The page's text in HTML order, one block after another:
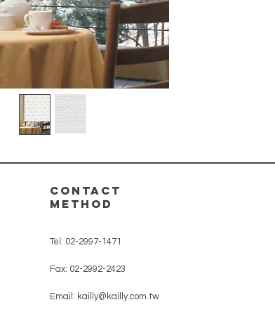
contact
method
Tel: 02-2997-1471
Fax: 02-2992-2423
Email: kailly@kailly.com.tw